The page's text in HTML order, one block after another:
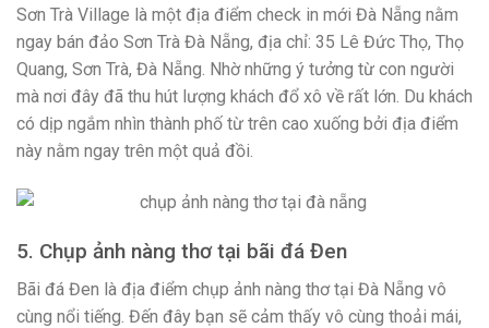
Sơn Trà Village là một địa điểm check in mới Đà Nẵng nằm
ngay bán đảo Sơn Trà Đà Nẵng, địa chỉ: 35 Lê Đức Thọ, Thọ
Quang, Sơn Trà, Đà Nẵng. Nhờ những ý tưởng từ con người
mà nơi đây đã thu hút lượng khách đổ xô về rất lớn. Du khách
có dịp ngắm nhìn thành phố từ trên cao xuống bởi địa điểm
này nằm ngay trên một quả đồi.
5. Chụp ảnh nàng thơ tại bãi đá Đen
Bãi đá Đen là địa điểm chụp ảnh nàng thơ tại Đà Nẵng vô
cùng nổi tiếng. Đến đây bạn sẽ cảm thấy vô cùng thoải mái,